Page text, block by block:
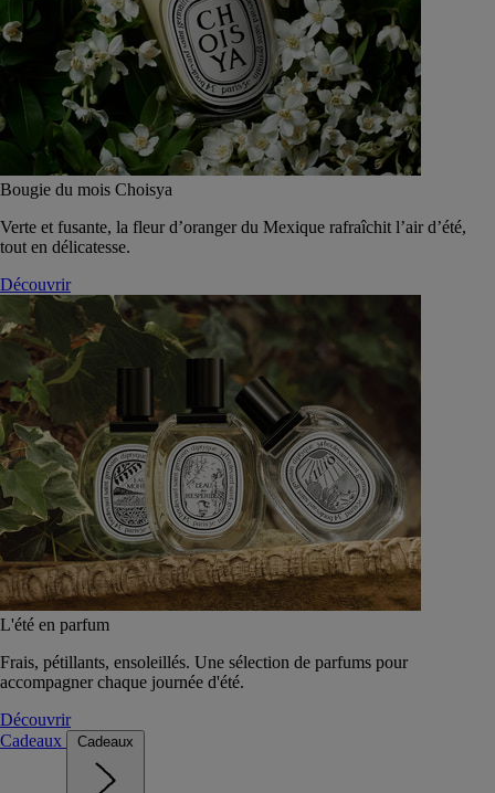
Bougie du mois Choisya
Verte et fusante, la fleur d’oranger du Mexique rafraîchit l’air d’été,
tout en délicatesse.
Découvrir
L'été en parfum
Frais, pétillants, ensoleillés. Une sélection de parfums pour
accompagner chaque journée d'été.
Découvrir
Cadeaux
Cadeaux